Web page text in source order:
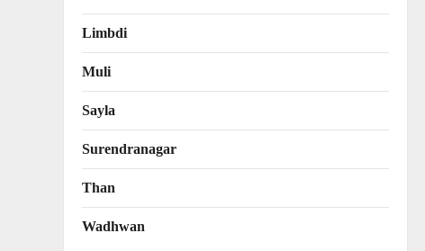
Limbdi
Muli
Sayla
Surendranagar
Than
Wadhwan